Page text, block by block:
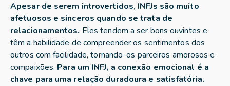
Apesar de serem introvertidos, INFJs são muito
afetuosos e sinceros quando se trata de
relacionamentos. Eles tendem a ser bons ouvintes e
têm a habilidade de compreender os sentimentos dos
outros com facilidade, tornando-os parceiros amorosos e
compaixões. Para um INFJ, a conexão emocional é a
chave para uma relação duradoura e satisfatória.